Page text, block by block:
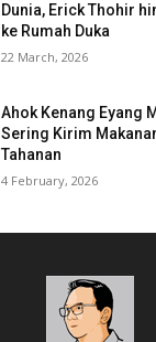
Dunia, Erick Thohir
ke Rumah Duka
22 March, 2026
Ahok Kenang Eyang
Sering Kirim
Tahanan
4 February, 2026